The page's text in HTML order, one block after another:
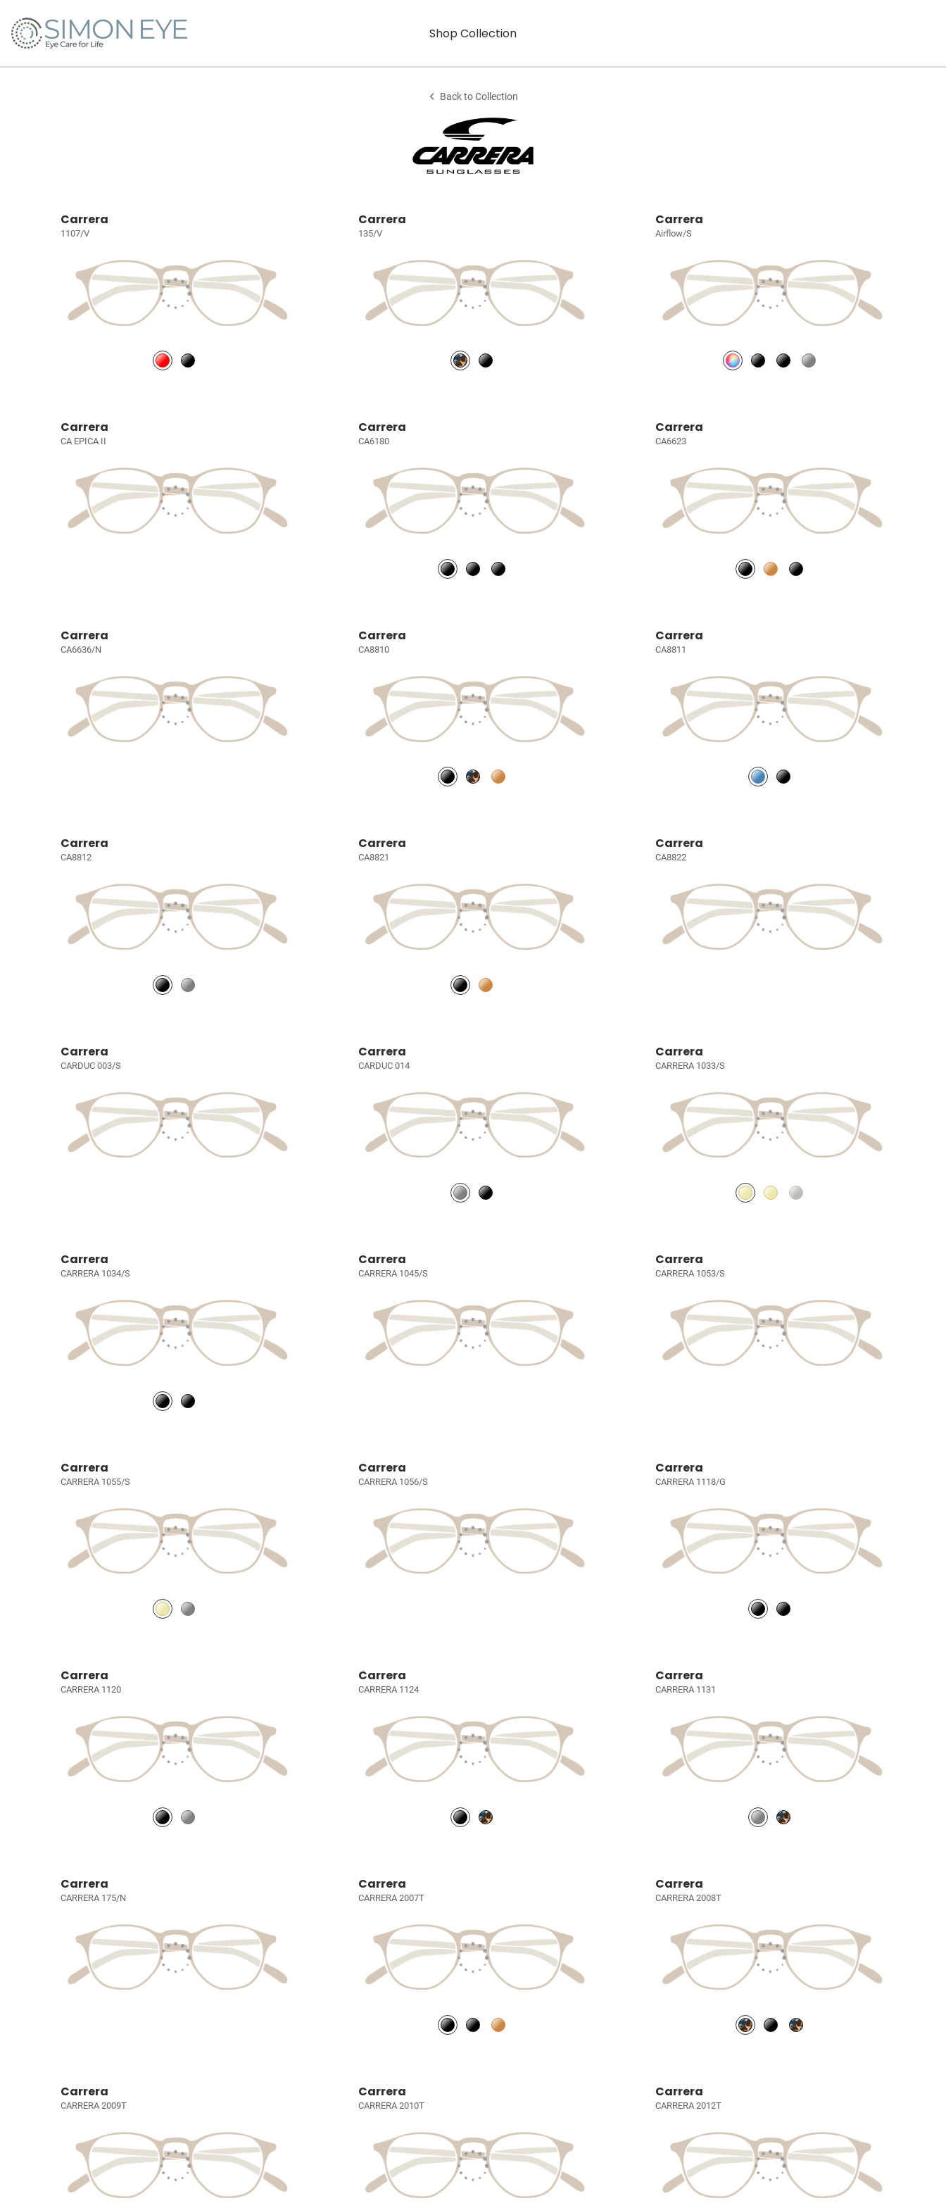
Shop Collection
Back to Collection
Carrera
1107/V
Carrera
135/V
Carrera
Airflow/S
Carrera
CA EPICA II
Carrera
CA6180
Carrera
CA6623
Carrera
CA6636/N
Carrera
CA8810
Carrera
CA8811
Carrera
CA8812
Carrera
CA8821
Carrera
CA8822
Carrera
CARDUC 003/S
Carrera
CARDUC 014
Carrera
CARRERA 1033/S
Carrera
CARRERA 1034/S
Carrera
CARRERA 1045/S
Carrera
CARRERA 1053/S
Carrera
CARRERA 1055/S
Carrera
CARRERA 1056/S
Carrera
CARRERA 1118/G
Carrera
CARRERA 1120
Carrera
CARRERA 1124
Carrera
CARRERA 1131
Carrera
CARRERA 175/N
Carrera
CARRERA 2007T
Carrera
CARRERA 2008T
Carrera
CARRERA 2009T
Carrera
CARRERA 2010T
Carrera
CARRERA 2012T